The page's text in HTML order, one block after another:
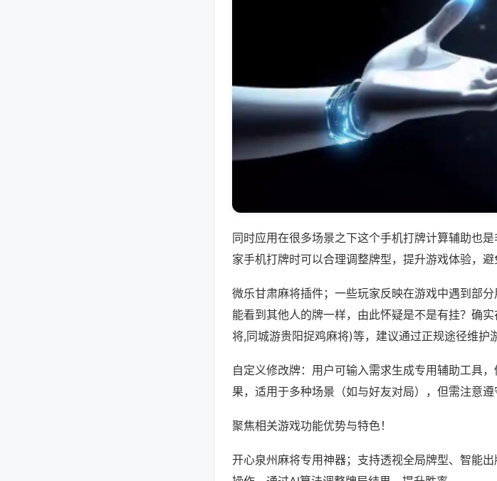
同时应用在很多场景之下这个手机打牌计算辅助也
家手机打牌时可以合理调整牌型，提升游戏体验，避
微乐甘肃麻将插件；一些玩家反映在游戏中遇到部
能看到其他人的牌一样，由此怀疑是不是有挂？确
将,同城游贵阳捉鸡麻将)等，建议通过正规途径维护
自定义修改牌：用户可输入需求生成专用辅助工具
果，适用于多种场景（如与好友对局），但需注意遵
聚焦相关游戏功能优势与特色！
开心泉州麻将专用神器；支持透视全局牌型、智能